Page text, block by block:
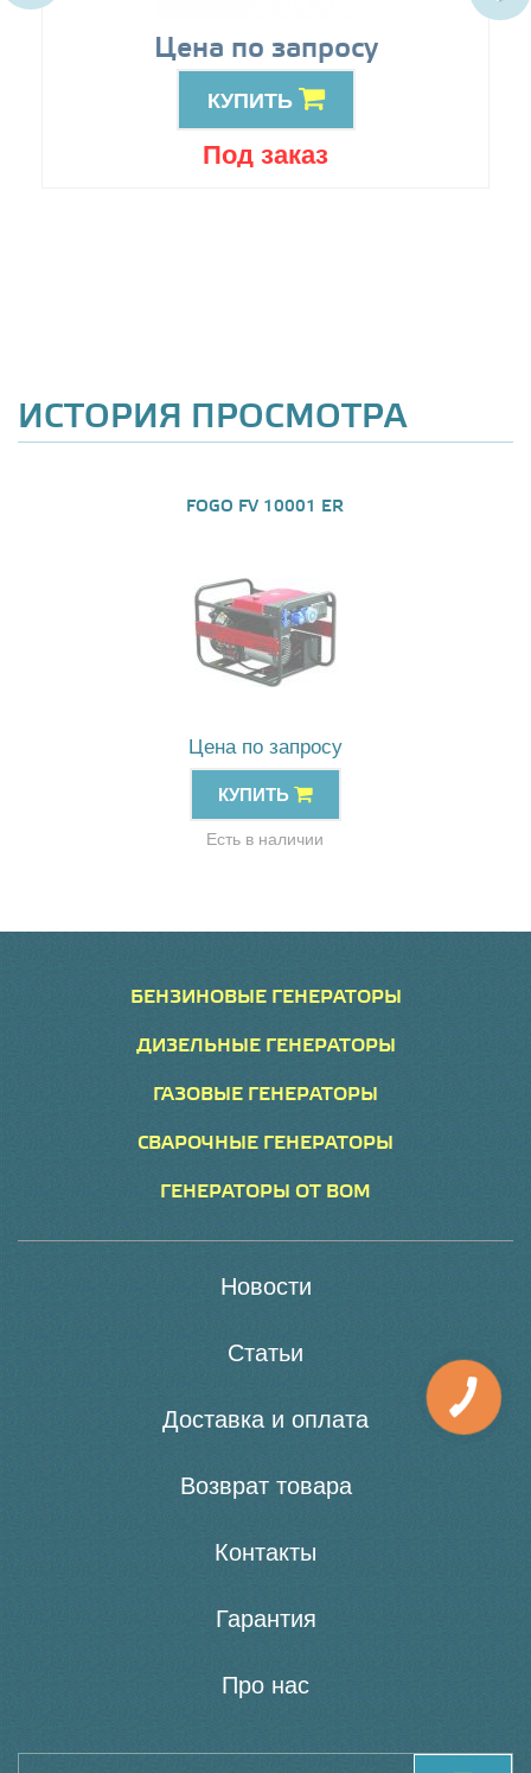
Цена по запросу
КУПИТЬ
Под заказ
ИСТОРИЯ ПРОСМОТРА
FOGO FV 10001 ER
Цена по запросу
КУПИТЬ
Есть в наличии
БЕНЗИНОВЫЕ ГЕНЕРАТОРЫ
ДИЗЕЛЬНЫЕ ГЕНЕРАТОРЫ
ГАЗОВЫЕ ГЕНЕРАТОРЫ
СВАРОЧНЫЕ ГЕНЕРАТОРЫ
ГЕНЕРАТОРЫ ОТ ВОМ
Новости
Статьи
Доставка и оплата
Возврат товара
Контакты
Гарантия
Про нас